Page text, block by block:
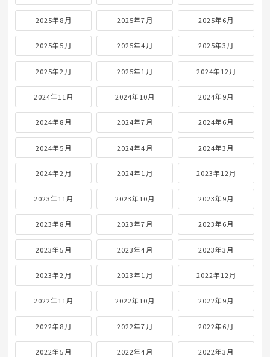
2025年8月 2025年7月 2025年6月
2025年5月 2025年4月 2025年3月
2025年2月 2025年1月 2024年12月
2024年11月 2024年10月 2024年9月
2024年8月 2024年7月 2024年6月
2024年5月 2024年4月 2024年3月
2024年2月 2024年1月 2023年12月
2023年11月 2023年10月 2023年9月
2023年8月 2023年7月 2023年6月
2023年5月 2023年4月 2023年3月
2023年2月 2023年1月 2022年12月
2022年11月 2022年10月 2022年9月
2022年8月 2022年7月 2022年6月
2022年5月 2022年4月 2022年3月